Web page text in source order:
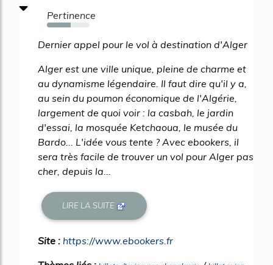
Pertinence
55%
Dernier appel pour le vol à destination d'Alger
Alger est une ville unique, pleine de charme et
au dynamisme légendaire. Il faut dire qu'il y a,
au sein du poumon économique de l'Algérie,
largement de quoi voir : la casbah, le jardin
d'essai, la mosquée Ketchaoua, le musée du
Bardo... L'idée vous tente ? Avec ebookers, il
sera très facile de trouver un vol pour Alger pas
cher, depuis la...
LIRE LA SUITE
Site : https://www.ebookers.fr